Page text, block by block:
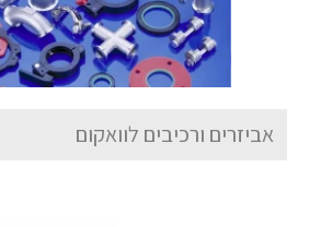
אביזרים ורכיבים לוואקום